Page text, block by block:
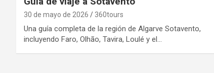
30 de mayo de 2026 360tours
Una guía completa de la región de Algarve Sotavento,
incluyendo Faro, Olhão, Tavira, Loulé y el…